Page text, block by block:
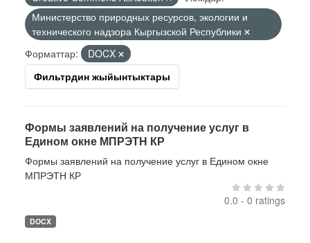
Министерство природных ресурсов, экологии и
технического надзора Кыргызской Республики
Форматтар:
DOCX
Фильтрдин жыйынтыктары
Формы заявлений на получение услуг в
Едином окне МПРЭТН КР
Формы заявлений на получение услуг в Едином окне
МПРЭТН КР
0.0 - 0 ratings
DOCX